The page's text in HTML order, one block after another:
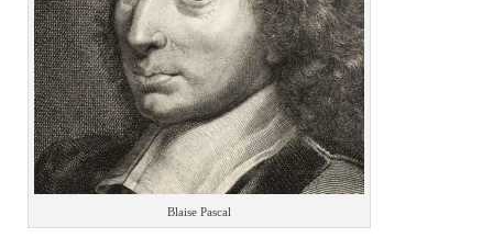
Blaise Pascal